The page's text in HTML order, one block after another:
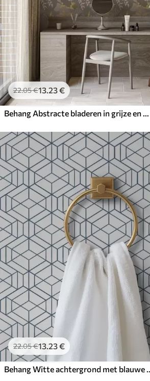
22.05€13.23€
Behang Abstracte bladeren in grijze en gele tinten
22.05€13.23€
Behang Witte achtergrond